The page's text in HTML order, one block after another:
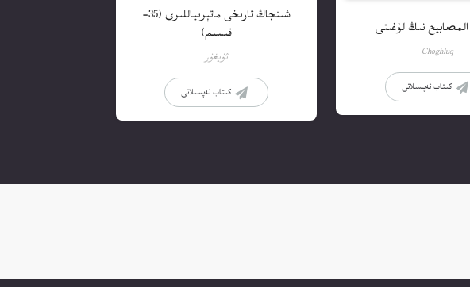
نىڭ لۇغىتى
Choghluq
كىتاب تەپسىلاتى
شىنجاڭ تارىخى ماتېرىياللىرى (35-
قىسىم)
ئۇيغۇر
كىتاب تەپسىلاتى